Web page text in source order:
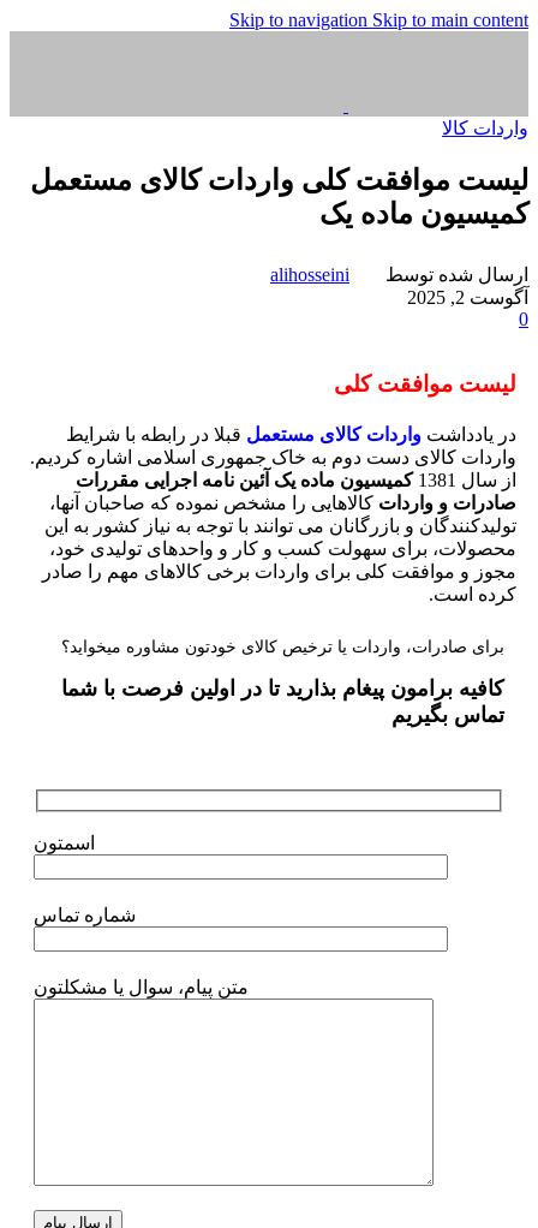
Skip to navigation Skip to main content
واردات کالا
لیست موافقت کلی واردات کالای مستعمل
کمیسیون ماده یک
ارسال شده توسط
alihosseini
آگوست 2, 2025
0
لیست موافقت کلی
در یادداشت واردات کالای مستعمل قبلا در رابطه با شرایط
واردات کالای دست دوم به خاک جمهوری اسلامی اشاره کردیم.
از سال 1381
کمیسیون ماده یک آئین نامه اجرایی مقررات
صادرات و واردات کالاهایی را مشخص نموده که صاحبان آنها،
تولیدکنندگان و بازرگانان می توانند با توجه به نیاز کشور به این
محصولات، برای سهولت کسب و کار و واحدهای تولیدی خود،
مجوز و موافقت کلی برای واردات برخی کالاهای مهم را صادر
کرده است.
برای صادرات، واردات یا ترخیص کالای خودتون مشاوره میخواید؟
کافیه برامون پیغام بذارید تا در اولین فرصت با شما
تماس بگیریم
اسمتون
شماره تماس
متن پیام، سوال یا مشکلتون